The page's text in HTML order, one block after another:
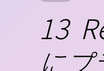
13
に